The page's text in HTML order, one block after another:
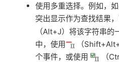
使用多重选择。例如，
突出显示作为查找结果
（Alt+J）将该字符串
中，使用
（
个事件，或使用
（